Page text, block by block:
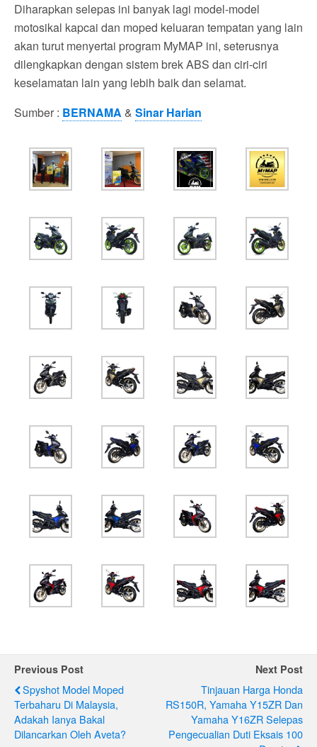
Diharapkan selepas ini banyak lagi model-model
motosikal kapcai dan moped keluaran tempatan yang lain
akan turut menyertai program MyMAP ini, seterusnya
dilengkapkan dengan sistem brek ABS dan ciri-ciri
keselamatan lain yang lebih baik dan selamat.
Sumber : BERNAMA & Sinar Harian
Previous Post
Spyshot Model Moped
Terbaharu Di Malaysia,
Adakah Ianya Bakal
Dilancarkan Oleh Aveta?
Next Post
Tinjauan Harga Honda
RS150R, Yamaha Y15ZR Dan
Yamaha Y16ZR Selepas
Pengecualian Duti Eksais 100